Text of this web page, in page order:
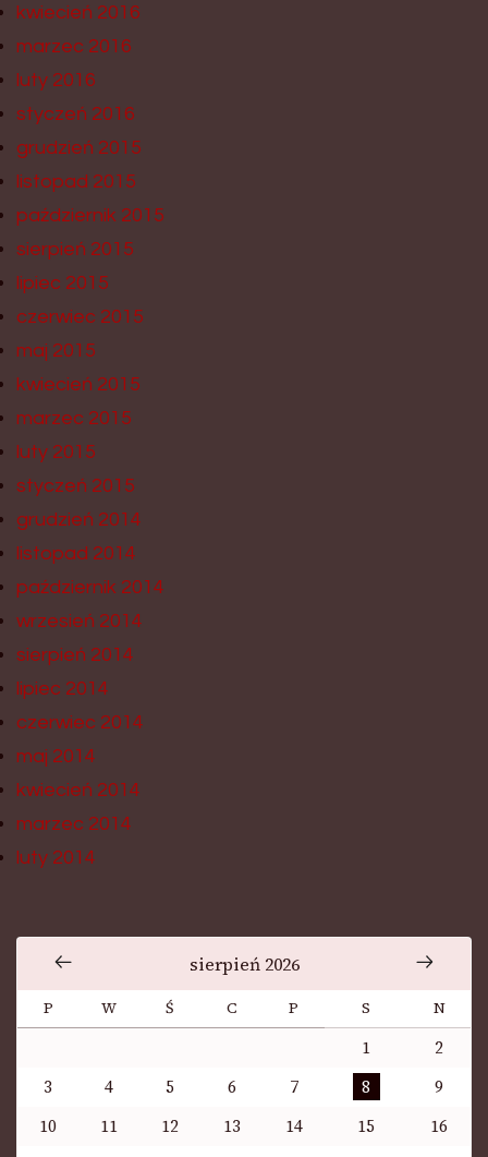
kwiecień 2016
marzec 2016
luty 2016
styczeń 2016
grudzień 2015
listopad 2015
październik 2015
sierpień 2015
lipiec 2015
czerwiec 2015
maj 2015
kwiecień 2015
marzec 2015
luty 2015
styczeń 2015
grudzień 2014
listopad 2014
październik 2014
wrzesień 2014
sierpień 2014
lipiec 2014
czerwiec 2014
maj 2014
kwiecień 2014
marzec 2014
luty 2014
sierpień 2026
P W Ś C P S N
1
2
3
4 5 6 7 8
9
10
11 12 13 14 15
16